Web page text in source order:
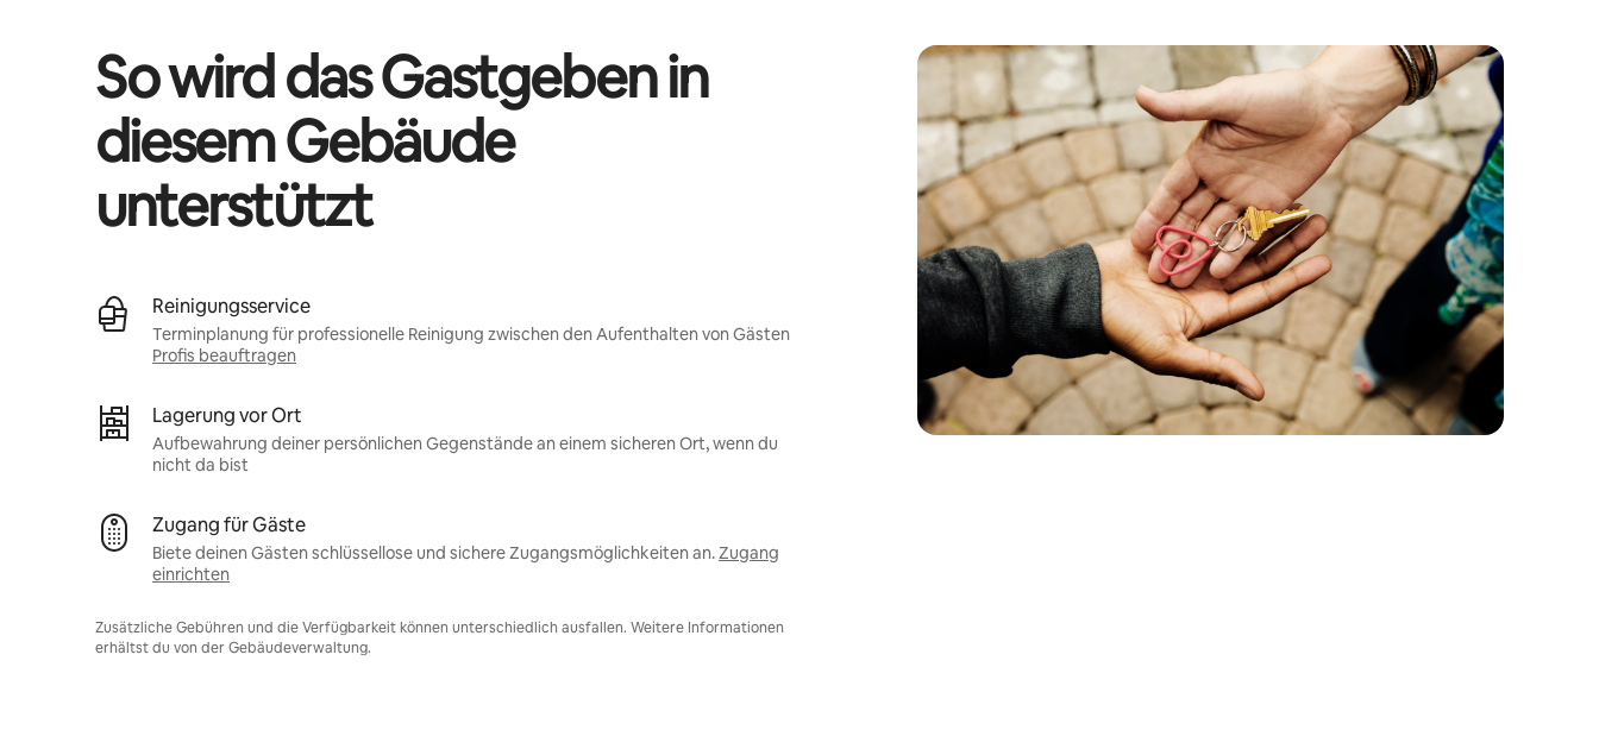
So wird das Gastgeben in
diesem Gebäude
unterstützt
Reinigungsservice
Terminplanung für professionelle Reinigung zwischen den Aufenthalten von Gästen
Profis beauftragen
Lagerung vor Ort
Aufbewahrung deiner persönlichen Gegenstände an einem sicheren Ort, wenn du
nicht da bist
Zugang für Gäste
Biete deinen Gästen schlüssellose und sichere Zugangsmöglichkeiten an. Zugang
einrichten
Zusätzliche Gebühren und die Verfügbarkeit können unterschiedlich ausfallen. Weitere Informationen
erhältst du von der Gebäudeverwaltung.